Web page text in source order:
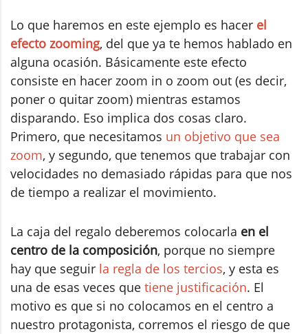
Lo que haremos en este ejemplo es hacer el
efecto zooming, del que ya te hemos hablado en
alguna ocasión. Básicamente este efecto
consiste en hacer zoom in o zoom out (es decir,
poner o quitar zoom) mientras estamos
disparando. Eso implica dos cosas claro.
Primero, que necesitamos un objetivo que sea
zoom, y segundo, que tenemos que trabajar con
velocidades no demasiado rápidas para que nos
de tiempo a realizar el movimiento.
La caja del regalo deberemos colocarla en el
centro de la composición, porque no siempre
hay que seguir la regla de los tercios, y esta es
una de esas veces que tiene justificación. El
motivo es que si no colocamos en el centro a
nuestro protagonista, corremos el riesgo de que